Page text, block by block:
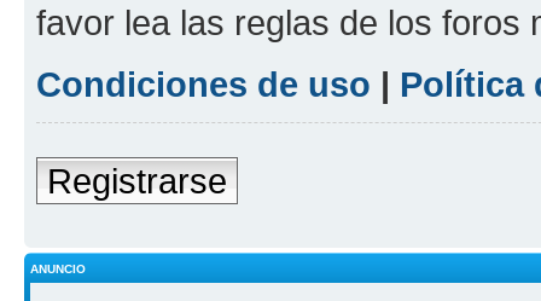
favor lea las reglas de los foros
Condiciones de uso | Política
Registrarse
ANUNCIO